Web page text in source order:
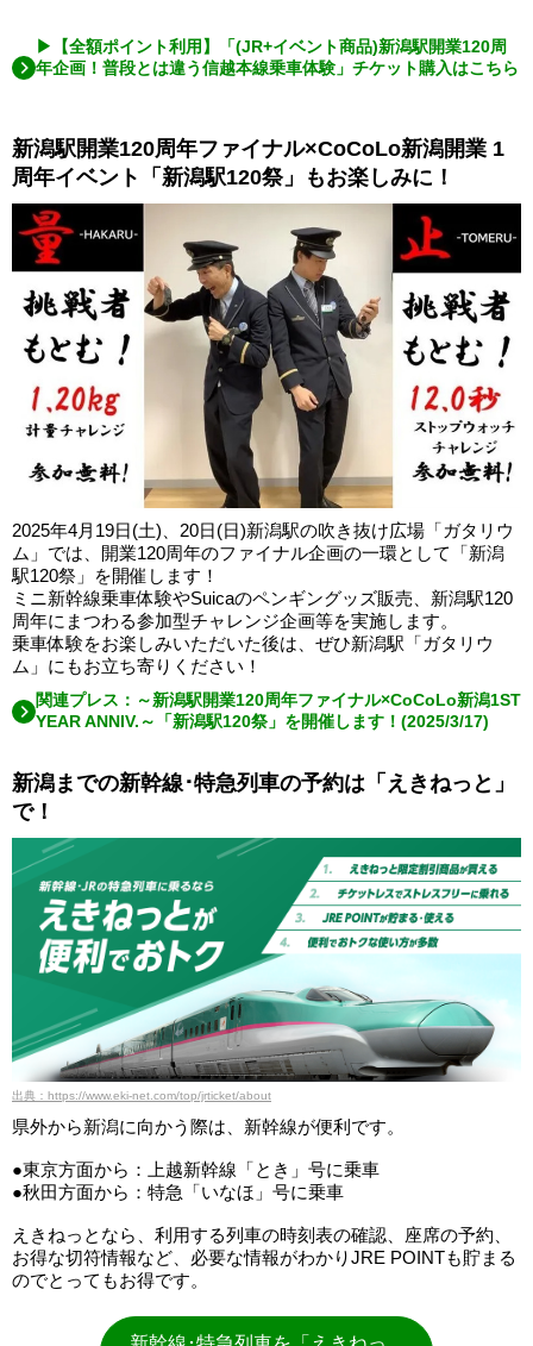
▶【全額ポイント利用】「(JR+イベント商品)新潟駅開業120周
年企画！普段とは違う信越本線乗車体験」チケット購入はこちら
新潟駅開業120周年ファイナル×CoCoLo新潟開業 1
周年イベント「新潟駅120祭」もお楽しみに！
2025年4月19日(土)、20日(日)新潟駅の吹き抜け広場「ガタリウ
ム」では、開業120周年のファイナル企画の一環として「新潟
駅120祭」を開催します！
ミニ新幹線乗車体験やSuicaのペンギングッズ販売、新潟駅120
周年にまつわる参加型チャレンジ企画等を実施します。
乗車体験をお楽しみいただいた後は、ぜひ新潟駅「ガタリウ
ム」にもお立ち寄りください！
関連プレス：～新潟駅開業120周年ファイナル×CoCoLo新潟1ST
YEAR ANNIV.～「新潟駅120祭」を開催します！(2025/3/17)
新潟までの新幹線･特急列車の予約は「えきねっと」
で！
出典：https://www.eki-net.com/top/jrticket/about
県外から新潟に向かう際は、新幹線が便利です。
●東京方面から：上越新幹線「とき」号に乗車
●秋田方面から：特急「いなほ」号に乗車
えきねっとなら、利用する列車の時刻表の確認、座席の予約、
お得な切符情報など、必要な情報がわかりJRE POINTも貯まる
のでとってもお得です。